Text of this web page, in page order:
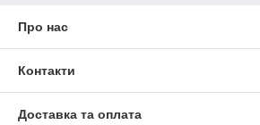
Про нас
Контакти
Доставка та оплата